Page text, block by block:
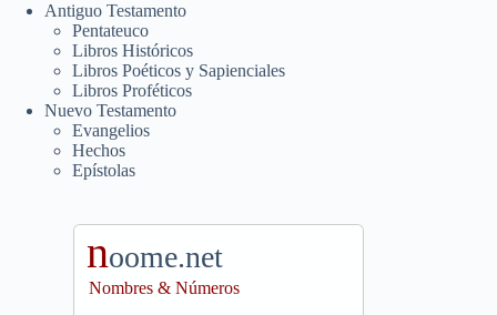
Antiguo Testamento
Pentateuco
Libros Históricos
Libros Poéticos y Sapienciales
Libros Proféticos
Nuevo Testamento
Evangelios
Hechos
Epístolas
noome.net
Nombres & Números